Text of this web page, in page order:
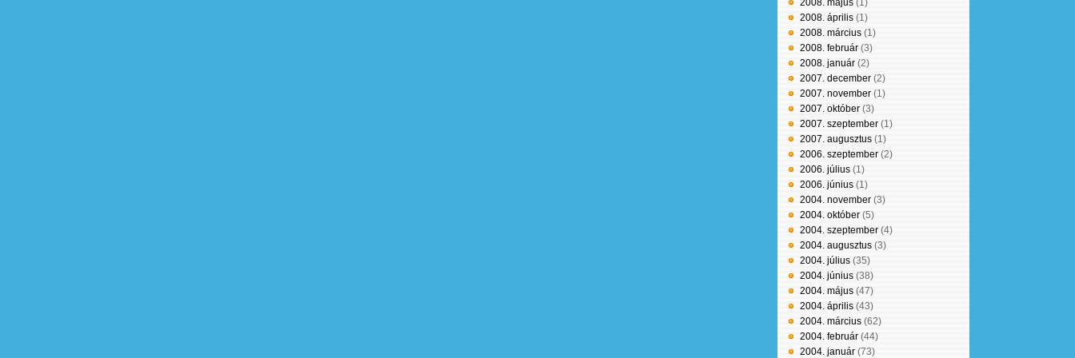
2008. május (1)
2008. április (1)
2008. március (1)
2008. február (3)
2008. január (2)
2007. december (2)
2007. november (1)
2007. október (3)
2007. szeptember (1)
2007. augusztus (1)
2006. szeptember (2)
2006. július (1)
2006. június (1)
2004. november (3)
2004. október (5)
2004. szeptember (4)
2004. augusztus (3)
2004. július (35)
2004. június (38)
2004. május (47)
2004. április (43)
2004. március (62)
2004. február (44)
2004. január (73)